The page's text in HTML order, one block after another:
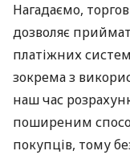
Нагадаємо,
дозволяє
платіжних
зокрема з
наш час
поширеним
покупців, тому